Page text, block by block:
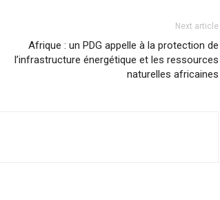
Next article
Afrique : un PDG appelle à la protection de
l’infrastructure énergétique et les ressources
naturelles africaines